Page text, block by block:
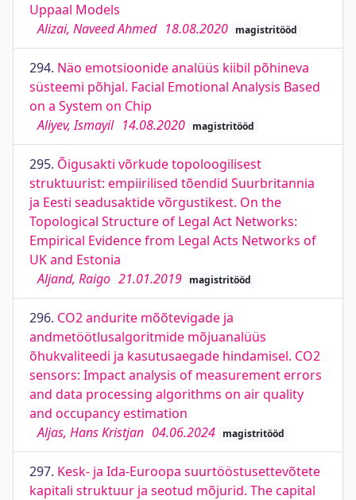
Uppaal Models
Alizai, Naveed Ahmed 18.08.2020 magistritööd
294. Näo emotsioonide analüüs kiibil põhineva
süsteemi põhjal. Facial Emotional Analysis Based
on a System on Chip
Aliyev, Ismayil 14.08.2020 magistritööd
295. Õigusakti võrkude topoloogilisest
struktuurist: empiirilised tõendid Suurbritannia
ja Eesti seadusaktide võrgustikest. On the
Topological Structure of Legal Act Networks:
Empirical Evidence from Legal Acts Networks of
UK and Estonia
Aljand, Raigo 21.01.2019 magistritööd
296. CO2 andurite mõõtevigade ja
andmetöötlusalgoritmide mõjuanalüüs
õhukvaliteedi ja kasutusaegade hindamisel. CO2
sensors: Impact analysis of measurement errors
and data processing algorithms on air quality
and occupancy estimation
Aljas, Hans Kristjan 04.06.2024 magistritööd
297. Kesk- ja Ida-Euroopa suurtööstusettevõtete
kapitali struktuur ja seotud mõjurid. The capital